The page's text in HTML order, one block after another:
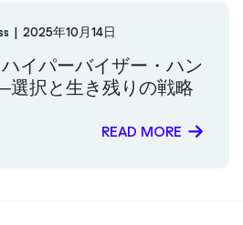
| 2025年10月14日
イパーバイザー・ハン
択と生き残りの戦略
READ MORE